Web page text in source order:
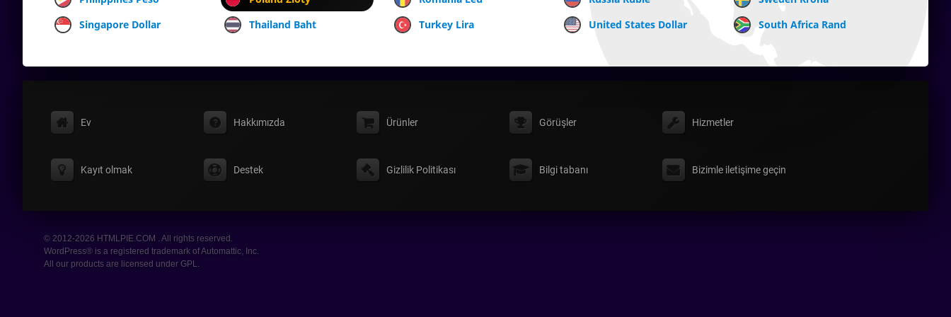
Singapore Dollar
Thailand Baht Turkey Lira United States Dollar South Africa Rand
Ev Hakkımızda Ürünler Görüşler Hizmetler
Kayıt olmak Destek Gizlilik Politikası Bilgi tabanı Bizimle iletişime geçin
© 2012-2026 HTMLPIE.COM . All rights reserved.
WordPress® is a registered trademark of Automattic, Inc.
All our products are licensed under GPL.